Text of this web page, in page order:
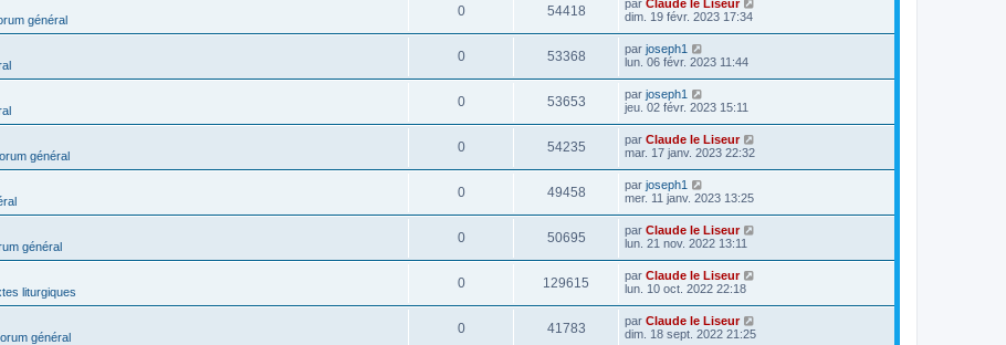
général
0 54418 par Claude le Liseur
dim. 19 févr. 2023 17:34
0 53368 par joseph1
lun. 06 févr. 2023 11:44
0 53653 par joseph1
jeu. 02 févr. 2023 15:11
général
0 54235 par Claude le Liseur
mar. 17 janv. 2023 22:32
0 49458 par joseph1
mer. 11 janv. 2023 13:25
général
0 50695 par Claude le Liseur
lun. 21 nov. 2022 13:11
liturgiques
0 129615 par Claude le Liseur
lun. 10 oct. 2022 22:18
général
0 41783 par Claude le Liseur
dim. 18 sept. 2022 21:25